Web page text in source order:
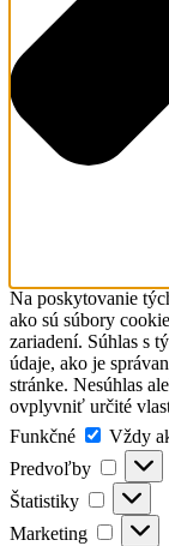
Na poskytovanie
ako sú súbory
zariadení. Súhlas s
údaje, ako je
stránke. Nesúhlas
ovplyvniť určité
Funkčné
Funkčné
Vždy
Predvoľby
Štatistiky
Marketing